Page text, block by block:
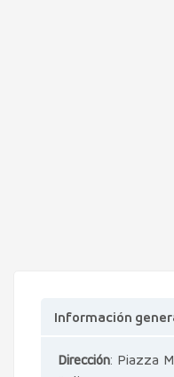
Información
Dirección: Piazza